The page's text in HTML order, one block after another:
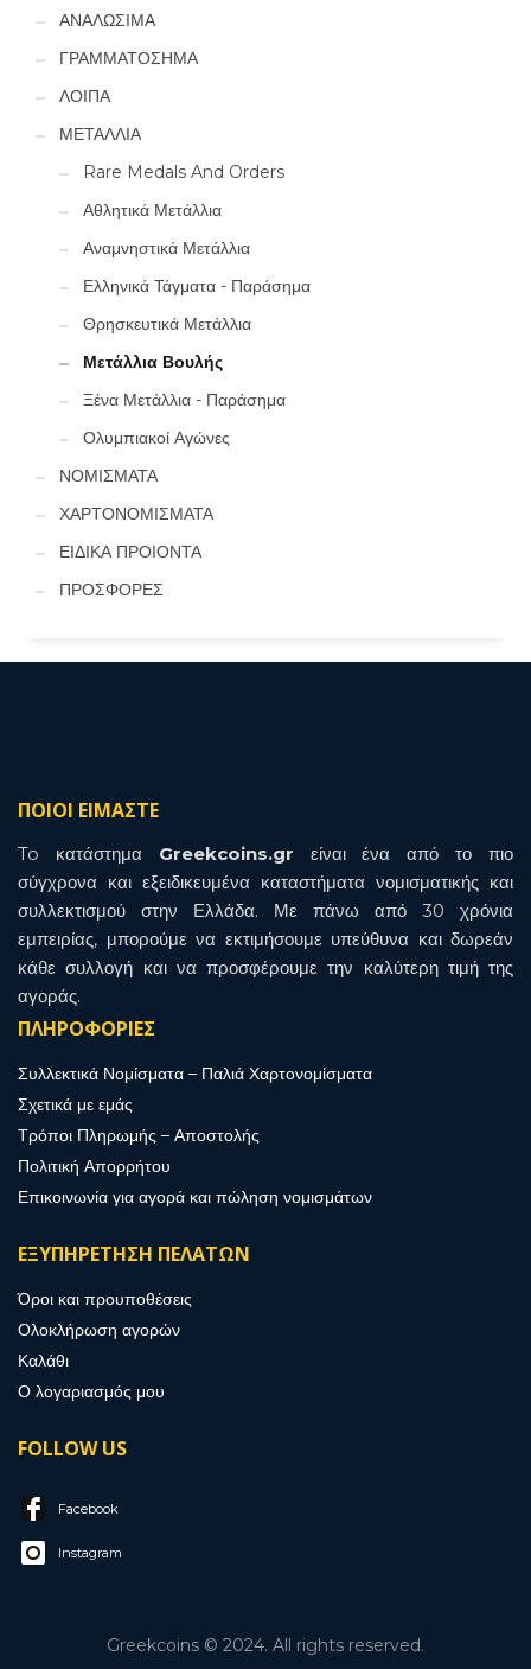
ΑΝΑΛΩΣΙΜΑ
ΓΡΑΜΜΑΤΟΣΗΜΑ
ΛΟΙΠΑ
ΜΕΤΑΛΛΙΑ
Rare Medals And Orders
Αθλητικά Μετάλλια
Αναμνηστικά Μετάλλια
Ελληνικά Τάγματα - Παράσημα
Θρησκευτικά Μετάλλια
Μετάλλια Βουλής
Ξένα Μετάλλια - Παράσημα
Ολυμπιακοί Αγώνες
ΝΟΜΙΣΜΑΤΑ
ΧΑΡΤΟΝΟΜΙΣΜΑΤΑ
ΕΙΔΙΚΑ ΠΡΟΙΟΝΤΑ
ΠΡΟΣΦΟΡΕΣ
ΠΟΙΟΙ ΕΙΜΑΣΤΕ
To κατάστημα Greekcoins.gr είναι ένα από το πιο
σύγχρονα και εξειδικευμένα καταστήματα νομισματικής και
συλλεκτισμού στην Ελλάδα. Με πάνω από 30 χρόνια
εμπειρίας, μπορούμε να εκτιμήσουμε υπεύθυνα και δωρεάν
κάθε συλλογή και να προσφέρουμε την καλύτερη τιμή της
αγοράς.
ΠΛΗΡΟΦΟΡΙΕΣ
Συλλεκτικά Νομίσματα – Παλιά Χαρτονομίσματα
Σχετικά με εμάς
Τρόποι Πληρωμής – Αποστολής
Πολιτική Απορρήτου
Επικοινωνία για αγορά και πώληση νομισμάτων
ΕΞΥΠΗΡΕΤΗΣΗ ΠΕΛΑΤΩΝ
Όροι και προυποθέσεις
Ολοκλήρωση αγορών
Καλάθι
Ο λογαριασμός μου
FOLLOW US
Facebook
Instagram
Greekcoins © 2024. All rights reserved.